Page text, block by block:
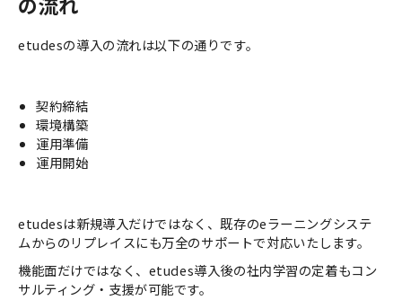
etudesの導入の流れは以下の通りです。
契約締結
環境構築
運用準備
運用開始
etudesは新規導入だけではなく、既存のeラーニングシステ
ムからのリプレイスにも万全のサポートで対応いたします。
機能面だけではなく、etudes導入後の社内学習の定着もコン
サルティング・支援が可能です。